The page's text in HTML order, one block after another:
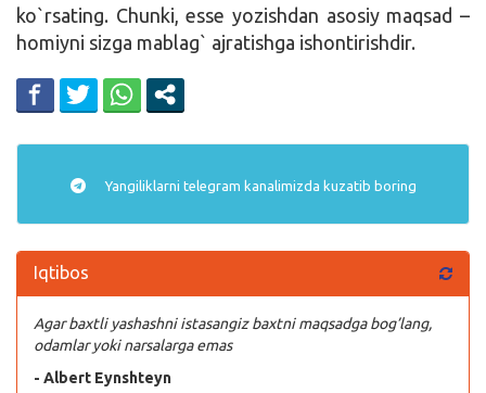
ko`rsating. Chunki, esse yozishdan asosiy maqsad –
homiyni sizga mablag` ajratishga ishontirishdir.
Yangiliklarni telegram kanalimizda kuzatib boring
Iqtibos
Agar baxtli yashashni istasangiz baxtni maqsadga bog’lang,
odamlar yoki narsalarga emas
- Albert Eynshteyn